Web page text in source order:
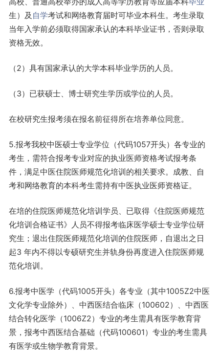
生）及 自学考试和网络教育届时可毕业本科生。考生录取
当年入学前必须取得国家承认的本科毕业证书，否则录取
资格无效。
（2）具有国家承认的大学本科毕业学历的人员。
（3）已获硕士、博士研究生学历或学位的人员。
在校研究生报考须在报名前征得所在培养单位同意。
5.报考我校中医硕士专业学位（代码1057开头）各专业的
考生，需符合报考专业对应的执业医师资格考试报考条
件，满足中医住院医师规范化培训的相关要求。成教、自
考和网络教育的本科考生需持有中医执业医师资格证。
在培的住院医师规范化培训学员、已取得《住院医师规范
化培训合格证书》人员不得报考临床医学硕士专业学位研
究生；退出住院医师规范化培训的住院医师，自退出之日
起3 年内不得以专硕研究生并轨身份再度进入住院医师规
范化培训。
6.报考中医学（代码1005开头）各专业（其中1005Z2中医
文化学专业除外）、中西医结合临床（100602）、中西医
结合转化医学（1006Z2）专业的考生需具有医学教育背
景，报考中西医结合基础（代码100601）专业的考生需具
有医学或生物学教育背景。